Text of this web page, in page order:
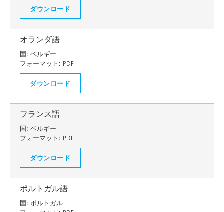
ダウンロード
オランダ語
国: ベルギー
フォーマット: PDF
ダウンロード
フランス語
国: ベルギー
フォーマット: PDF
ダウンロード
ポルトガル語
国: ポルトガル